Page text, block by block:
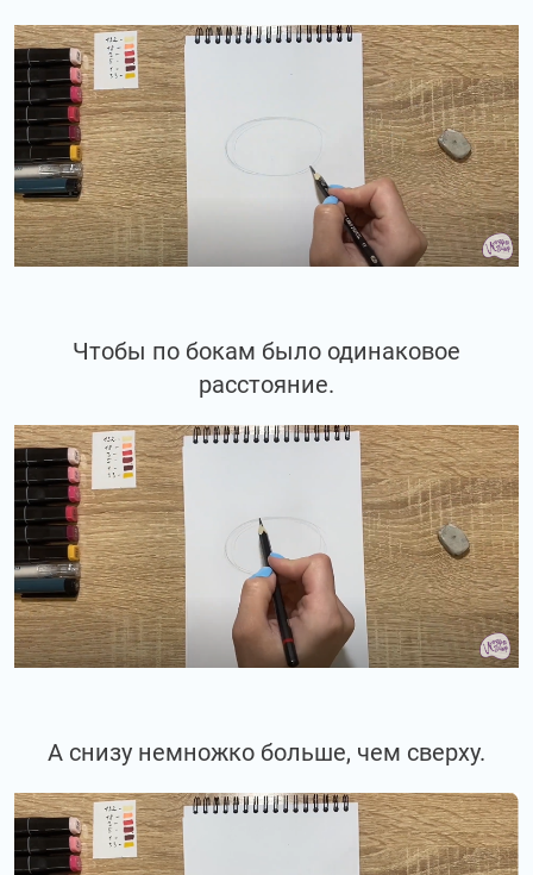
Чтобы по бокам было одинаковое
расстояние.
А снизу немножко больше, чем сверху.